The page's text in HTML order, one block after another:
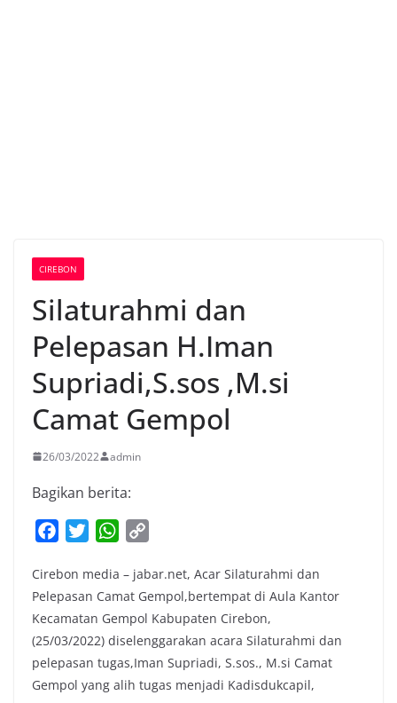
CIREBON
Silaturahmi dan
Pelepasan H.Iman
Supriadi,S.sos ,M.si
Camat Gempol
26/03/2022 admin
Bagikan berita:
c
e
b
o
o
k
i
t
t
e
r
W
a
t
s
A
p
p
p
y
L
i
n
k
Cirebon media – jabar.net, Acar Silaturahmi dan
Pelepasan Camat Gempol,bertempat di Aula Kantor
Kecamatan Gempol Kabupaten Cirebon,
(25/03/2022) diselenggarakan acara Silaturahmi dan
pelepasan tugas,Iman Supriadi, S.sos., M.si Camat
Gempol yang alih tugas menjadi Kadisdukcapil,